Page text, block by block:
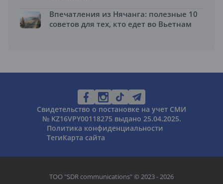
Впечатления из Нячанга: полезные 10
советов для тех, кто едет во Вьетнам
Свидетельство о постановке на учет СМИ
№ KZ16VPY00118275 выдано 25.04.2025.
Политика конфиденциальности
ТегиКарта сайта
ТОО "SDR communications" © 2023 - 2026